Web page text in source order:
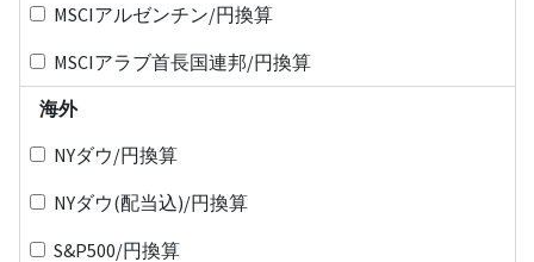
MSCIアルゼンチン/円換算
MSCIアラブ首長国連邦/円換算
海外
NYダウ/円換算
NYダウ(配当込)/円換算
S&P500/円換算